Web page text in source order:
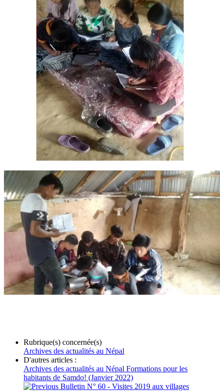
Rubrique(s) concernée(s)
Archives des actualités au Népal
D'autres articles :
Archives des actualités au Népal Formations pour les
habitants de Samdo! (Janvier 2022)
Bulletin N° 60 - Visites 2019 aux villages